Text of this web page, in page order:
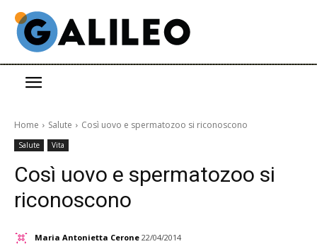
Home Salute Così uovo e spermatozoo si riconoscono
Salute Vita
Così uovo e spermatozoo si
riconoscono
Maria Antonietta Cerone 22/04/2014